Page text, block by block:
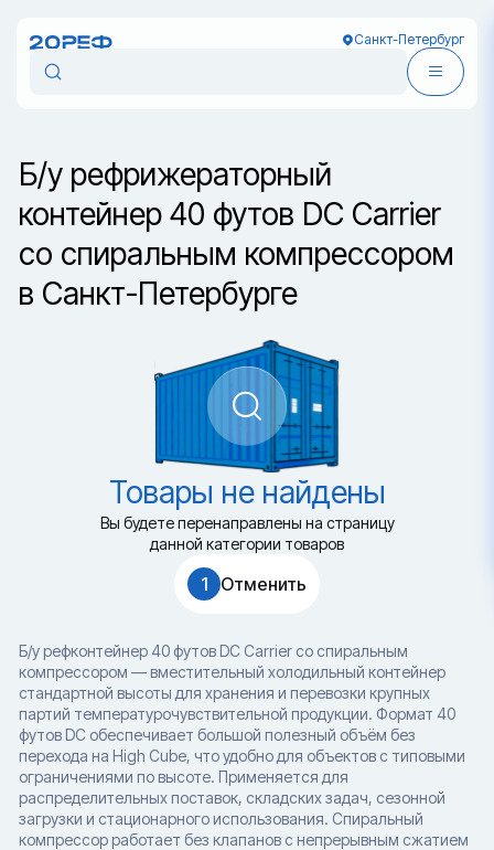
Санкт-Петербург
Б/у рефрижераторный
контейнер 40 футов DC Carrier
со спиральным компрессором
в Санкт-Петербурге
Товары не найдены
Вы будете перенаправлены на страницу
данной категории товаров
1 Отменить
Б/у рефконтейнер 40 футов DC Carrier со спиральным
компрессором — вместительный холодильный контейнер
стандартной высоты для хранения и перевозки крупных
партий температурочувствительной продукции. Формат 40
футов DC обеспечивает большой полезный объём без
перехода на High Cube, что удобно для объектов с типовыми
ограничениями по высоте. Применяется для
распределительных поставок, складских задач, сезонной
загрузки и стационарного использования. Спиральный
компрессор работает без клапанов с непрерывным сжатием